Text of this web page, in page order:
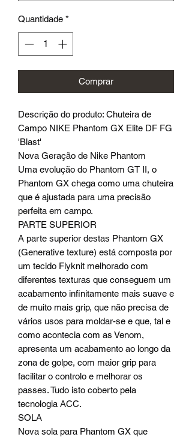
Quantidade *
Comprar
Descrição do produto: Chuteira de
Campo NIKE Phantom GX Elite DF FG
'Blast'
Nova Geração de Nike Phantom
Uma evolução do Phantom GT II, o
Phantom GX chega como uma chuteira
que é ajustada para uma precisão
perfeita em campo.
PARTE SUPERIOR
A parte superior destas Phantom GX
(Generative texture) está composta por
um tecido Flyknit melhorado com
diferentes texturas que conseguem um
acabamento infinitamente mais suave e
de muito mais grip, que não precisa de
vários usos para moldar-se e que, tal e
como acontecia com as Venom,
apresenta um acabamento ao longo da
zona de golpe, com maior grip para
facilitar o controlo e melhorar os
passes. Tudo isto coberto pela
tecnologia ACC.
SOLA
Nova sola para Phantom GX que